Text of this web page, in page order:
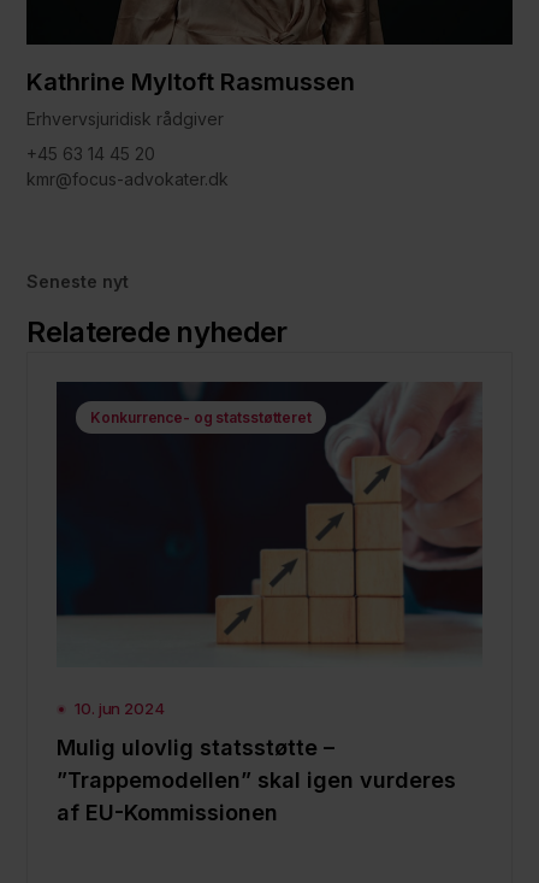
Kathrine Myltoft Rasmussen
Erhvervsjuridisk rådgiver
+45 63 14 45 20
kmr@focus-advokater.dk
Seneste nyt
Relaterede nyheder
Konkurrence- og statsstøtteret
10. jun 2024
Mulig ulovlig statsstøtte –
”Trappemodellen” skal igen vurderes
af EU-Kommissionen